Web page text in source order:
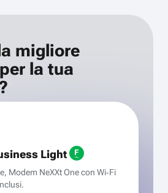
migliore
la tua
Light
Modem NeXXt One con Wi‑Fi